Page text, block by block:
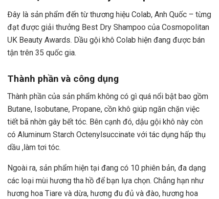
Đây là sản phẩm đến từ thương hiệu Colab, Anh Quốc – từng
đạt được giải thưởng Best Dry Shampoo của Cosmopolitan
UK Beauty Awards. Dầu gội khô Colab hiện đang được bán
tận trên 35 quốc gia.
Thành phần và công dụng
Thành phần của sản phẩm không có gì quá nổi bật bao gồm
Butane, Isobutane, Propane, cồn khô giúp ngăn chặn việc
tiết bã nhờn gây bết tóc. Bên cạnh đó, dậu gội khô này còn
có Aluminum Starch Octenylsuccinate với tác dụng hấp thụ
dầu ,làm tơi tóc.
Ngoài ra, sản phẩm hiện tại đang có 10 phiên bản, đa dạng
các loại mùi hương tha hồ để bạn lựa chọn. Chẳng hạn như
hương hoa Tiare và dừa, hương đu đủ và đào, hương hoa